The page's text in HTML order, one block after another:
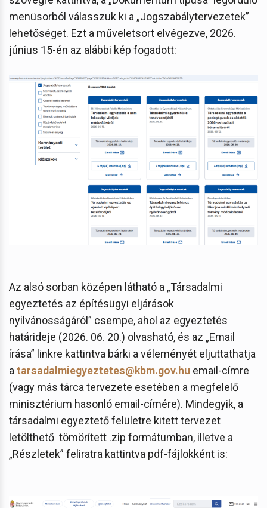
menüsorból válasszuk ki a „Jogszabálytervezetek”
lehetőséget. Ezt a műveletsort elvégezve, 2026.
június 15-én az alábbi kép fogadott:
Az alsó sorban középen látható a „Társadalmi
egyeztetés az építésügyi eljárások
nyilvánosságáról” csempe, ahol az egyeztetés
határideje (2026. 06. 20.) olvasható, és az „Email
írása” linkre kattintva bárki a véleményét eljuttathatja
a tarsadalmiegyeztetes@kbm.gov.hu email-címre
(vagy más tárca tervezete esetében a megfelelő
minisztérium hasonló email-címére). Mindegyik, a
társadalmi egyeztető felületre kitett tervezet
letölthető tömörített .zip formátumban, illetve a
„Részletek” feliratra kattintva pdf-fájlokként is: